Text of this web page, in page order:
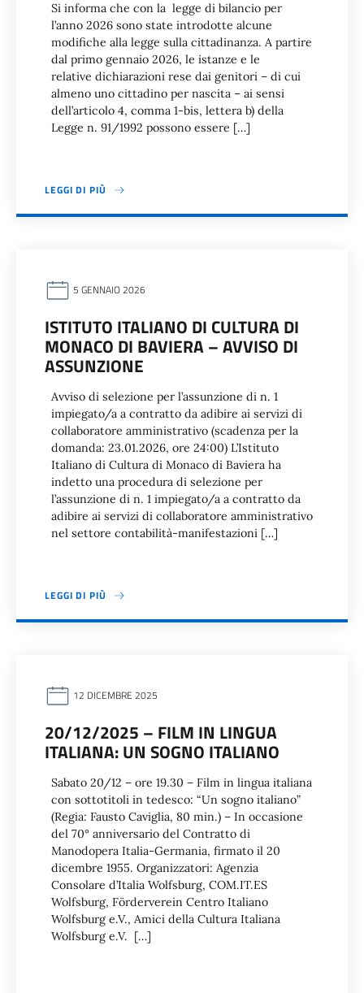
Si informa che con la legge di bilancio per
l’anno 2026 sono state introdotte alcune
modifiche alla legge sulla cittadinanza. A partire
dal primo gennaio 2026, le istanze e le
relative dichiarazioni rese dai genitori – di cui
almeno uno cittadino per nascita – ai sensi
dell’articolo 4, comma 1-bis, lettera b) della
Legge n. 91/1992 possono essere […]
LEGGI DI PIÙ
5 GENNAIO 2026
ISTITUTO ITALIANO DI CULTURA DI
MONACO DI BAVIERA – AVVISO DI
ASSUNZIONE
Avviso di selezione per l’assunzione di n. 1
impiegato/a a contratto da adibire ai servizi di
collaboratore amministrativo (scadenza per la
domanda: 23.01.2026, ore 24:00) L’Istituto
Italiano di Cultura di Monaco di Baviera ha
indetto una procedura di selezione per
l’assunzione di n. 1 impiegato/a a contratto da
adibire ai servizi di collaboratore amministrativo
nel settore contabilità-manifestazioni […]
LEGGI DI PIÙ
12 DICEMBRE 2025
20/12/2025 – FILM IN LINGUA
ITALIANA: UN SOGNO ITALIANO
Sabato 20/12 – ore 19.30 – Film in lingua italiana
con sottotitoli in tedesco: “Un sogno italiano”
(Regia: Fausto Caviglia, 80 min.) – In occasione
del 70° anniversario del Contratto di
Manodopera Italia-Germania, firmato il 20
dicembre 1955. Organizzatori: Agenzia
Consolare d’Italia Wolfsburg, COM.IT.ES
Wolfsburg, Förderverein Centro Italiano
Wolfsburg e.V., Amici della Cultura Italiana
Wolfsburg e.V. […]